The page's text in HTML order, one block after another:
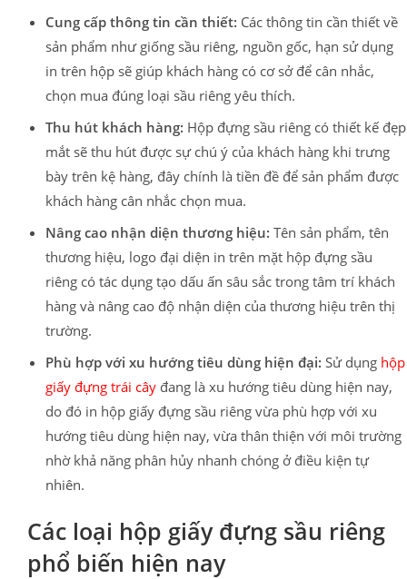
Cung cấp thông tin cần thiết: Các thông tin cần thiết về
sản phẩm như giống sầu riêng, nguồn gốc, hạn sử dụng
in trên hộp sẽ giúp khách hàng có cơ sở để cân nhắc,
chọn mua đúng loại sầu riêng yêu thích.
Thu hút khách hàng: Hộp đựng sầu riêng có thiết kế đẹp
mắt sẽ thu hút được sự chú ý của khách hàng khi trưng
bày trên kệ hàng, đây chính là tiền đề để sản phẩm được
khách hàng cân nhắc chọn mua.
Nâng cao nhận diện thương hiệu: Tên sản phẩm, tên
thương hiệu, logo đại diện in trên mặt hộp đựng sầu
riêng có tác dụng tạo dấu ấn sâu sắc trong tâm trí khách
hàng và nâng cao độ nhận diện của thương hiệu trên thị
trường.
Phù hợp với xu hướng tiêu dùng hiện đại: Sử dụng hộp
giấy đựng trái cây đang là xu hướng tiêu dùng hiện nay,
do đó in hộp giấy đựng sầu riêng vừa phù hợp với xu
hướng tiêu dùng hiện nay, vừa thân thiện với môi trường
nhờ khả năng phân hủy nhanh chóng ở điều kiện tự
nhiên.
Các loại hộp giấy đựng sầu riêng
phổ biến hiện nay